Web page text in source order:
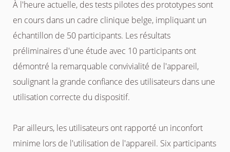
À l'heure actuelle, des tests pilotes des prototypes sont
en cours dans un cadre clinique belge, impliquant un
échantillon de 50 participants. Les résultats
préliminaires d'une étude avec 10 participants ont
démontré la remarquable convivialité de l'appareil,
soulignant la grande confiance des utilisateurs dans une
utilisation correcte du dispositif.
Par ailleurs, les utilisateurs ont rapporté un inconfort
minime lors de l'utilisation de l'appareil. Six participants